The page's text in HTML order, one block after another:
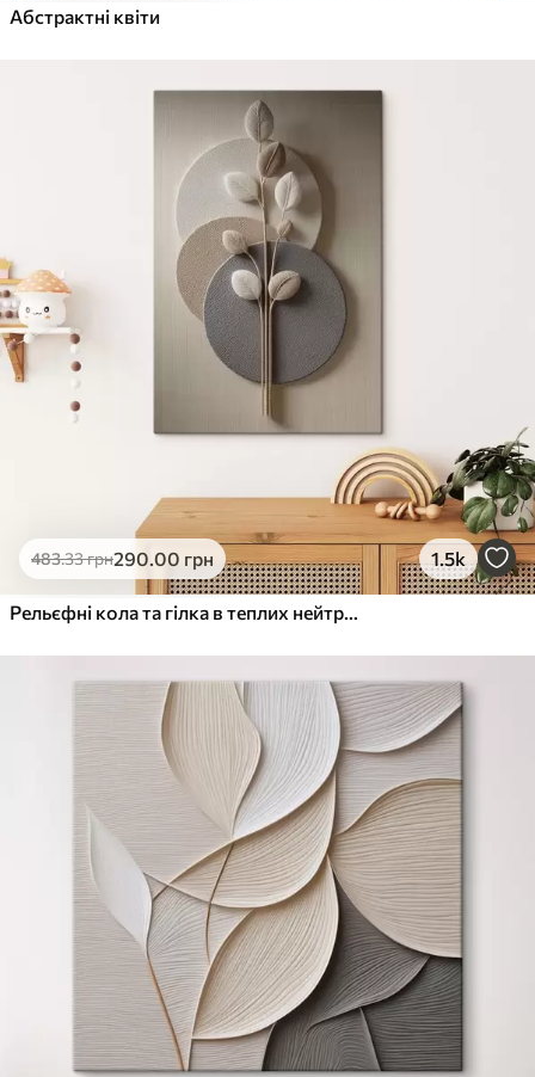
✓Яскраві, насичені кольори
Поверхня з текстурою полотна
Абстрактні квіти
483.33грн290.00 грн 1.5k
Рельєфні кола та гілка в теплих нейтральних тонах